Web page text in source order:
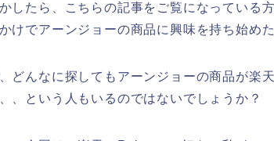
したら、こちらの記事をご覧になっている
けでアーンジョーの商品に興味を持ち始め
どんなに探してもアーンジョーの商品が楽
、という人もいるのではないでしょうか？